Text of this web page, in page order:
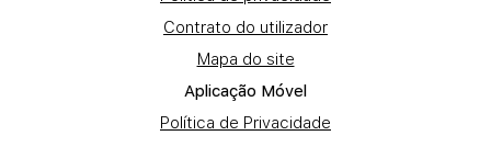
Contrato do utilizador
Mapa do site
Aplicação Móvel
Política de Privacidade